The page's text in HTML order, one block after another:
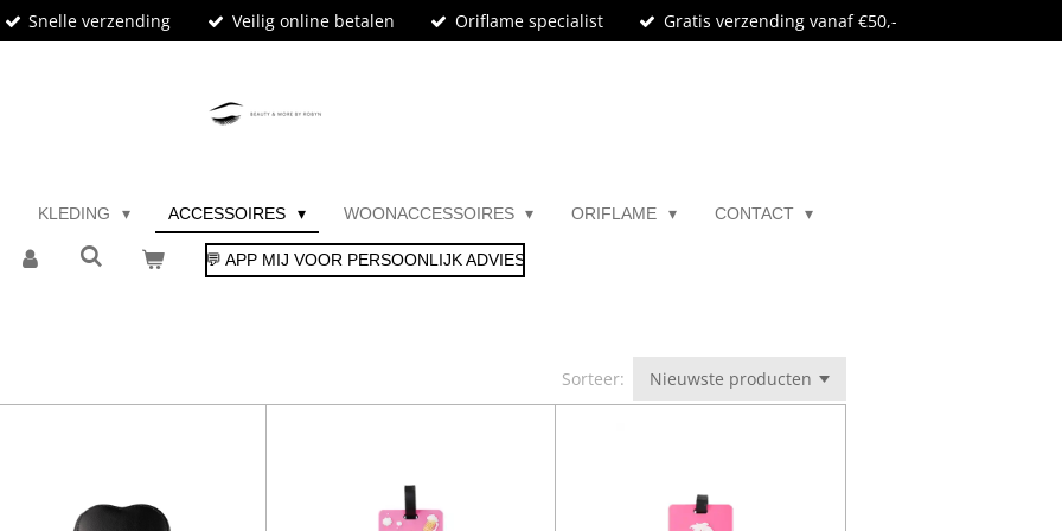
Snelle verzending Veilig online betalen Oriflame specialist Gratis verzending vanaf €50,-
KLEDING ACCESSOIRES WOONACCESSOIRES ORIFLAME CONTACT
💬 APP MIJ VOOR PERSOONLIJK ADVIES
Sorteer: